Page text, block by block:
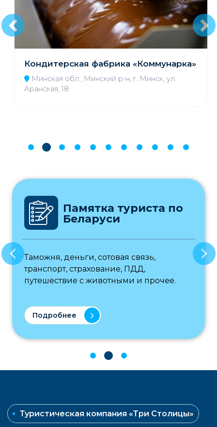
Кондитерская фабрика «Коммунарка»
Минская обл., Минский р-н, г. Минск, ул.
Аранская, 18
Памятка туриста по
Беларуси
Таможня, деньги, сотовая связь,
транспорт, страхование, ПДД,
путешествие с животными и прочее.
Подробнее
Туристическая компания «Три Столицы»